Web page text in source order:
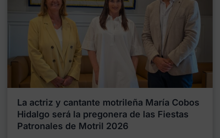
La actriz y cantante motrileña María Cobos
Hidalgo será la pregonera de las Fiestas
Patronales de Motril 2026